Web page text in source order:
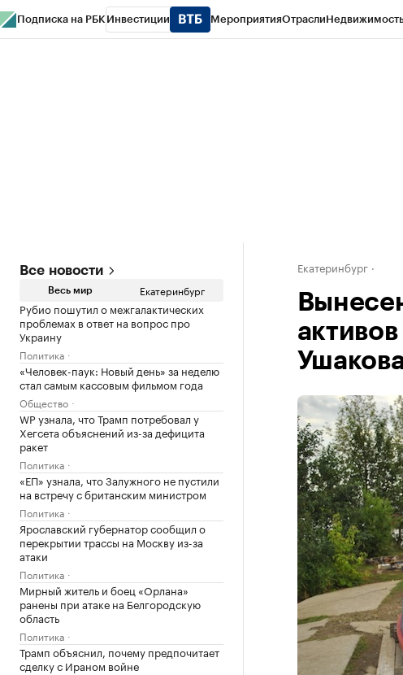
Подписка на РБК Инвестиции МероприятияОтрасли
Все новости
Весь мир Екатеринбург
Рубио пошутил о межгалактических
проблемах в ответ на вопрос про
Украину
Политика
«Человек-паук: Новый день» за неделю
стал самым кассовым фильмом года
Общество
WP узнала, что Трамп потребовал у
Хегсета объяснений из-за дефицита
ракет
Политика
«ЕП» узнала, что Залужного не пустили
на встречу с британским министром
Политика
Ярославский губернатор сообщил о
перекрытии трассы на Москву из-за
атаки
Политика
Мирный житель и боец «Орлана»
ранены при атаке на Белгородскую
область
Политика
Трамп объяснил, почему предпочитает
сделку с Ираном войне
Екатеринбург